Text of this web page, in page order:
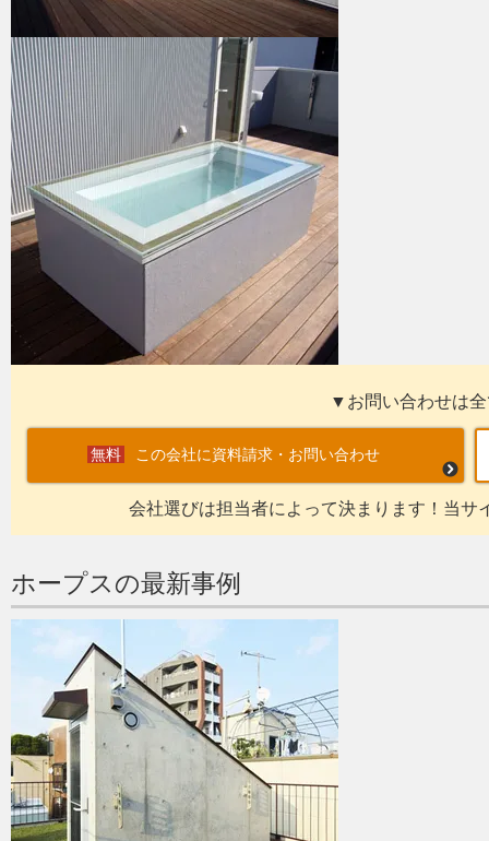
▼お問い合わせは
この会社に資料請求・お問い合わせ
会社選びは担当者によって決まります！当サ
ホープスの最新事例